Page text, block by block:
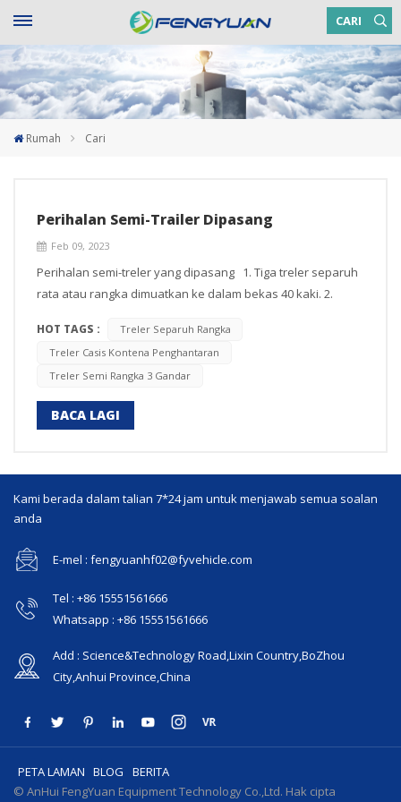
CARI
Rumah Cari
Perihalan Semi-Trailer Dipasang
Feb 09, 2023
Perihalan semi-treler yang dipasang 1. Tiga treler separuh
rata atau rangka dimuatkan ke dalam bekas 40 kaki. 2.
dipasang dengan bolt. Treler boleh dipasang sepenuhnya
selepas memunggah 3. Untuk memudahkan pemuatan,
eufroe tidak dikimpal dan boleh dikendalikan dan dikimpal
dengan mudah sendiri. 4. Status bahagian rehat adalah
sama seperti dua treler yang dimasukkan ke dalam satu
HOT TAGS :
Treler Separuh Rangka
Treler Casis Kontena Penghantaran
Treler Semi Rangka 3 Gandar
BACA LAGI
Kami berada dalam talian 7*24 jam untuk menjawab semua soalan
anda
E-mel : fengyuanhf02@fyvehicle.com
Tel : +86 15551561666
Whatsapp : +86 15551561666
Add : Science&Technology Road,Lixin Country,BoZhou
City,Anhui Province,China
PETA LAMAN BLOG
BERITA
© AnHui FengYuan Equipment Technology Co.,Ltd. Hak cipta